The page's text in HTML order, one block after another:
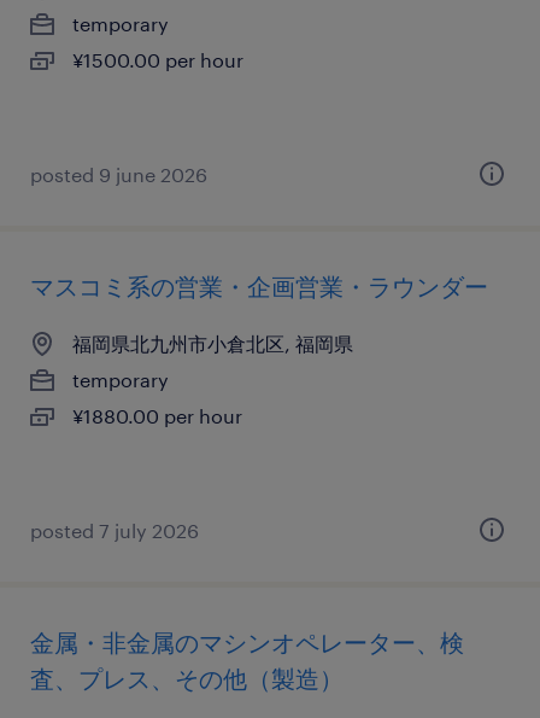
temporary
¥1500.00 per hour
posted 9 june 2026
マスコミ系の営業・企画営業・ラウンダー
福岡県北九州市小倉北区, 福岡県
temporary
¥1880.00 per hour
posted 7 july 2026
金属・非金属のマシンオペレーター、検
査、プレス、その他（製造）